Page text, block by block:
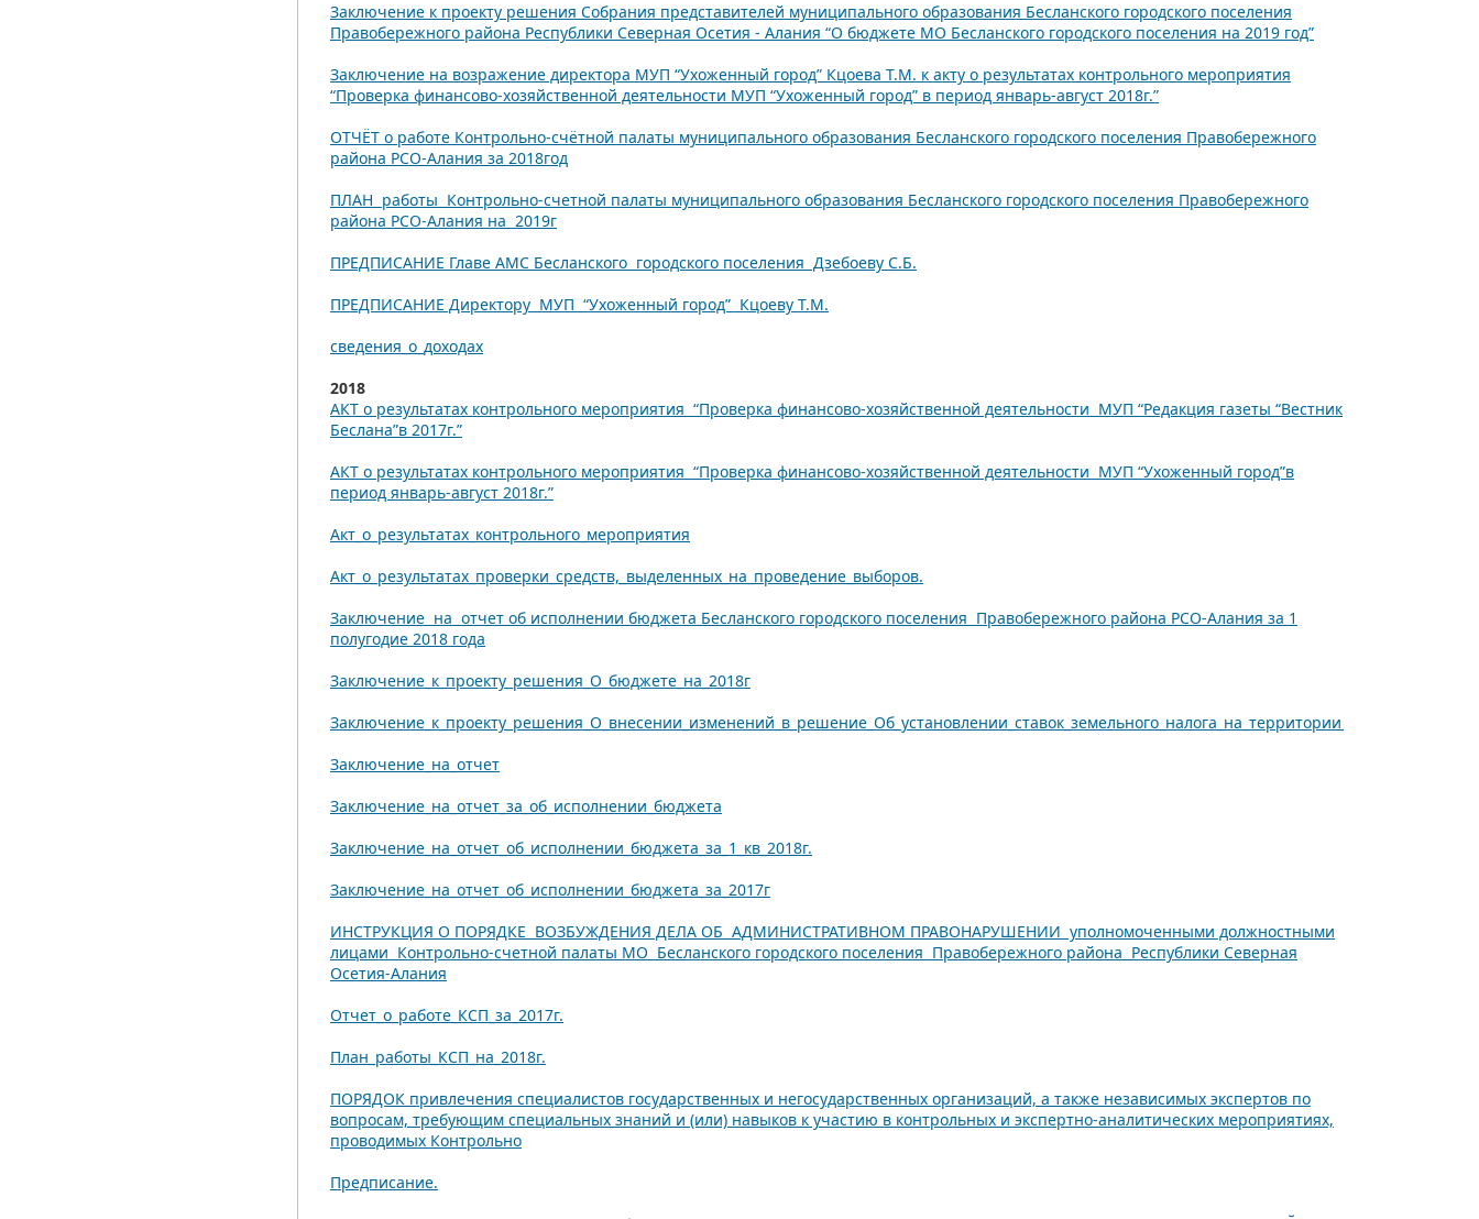
Заключение к проекту решения Собрания представителей муниципального образования Бесланского городского поселения
Правобережного района Республики Северная Осетия - Алания “О бюджете МО Бесланского городского поселения на 2019 год”
Заключение на возражение директора МУП “Ухоженный город” Кцоева Т.М. к акту о результатах контрольного мероприятия
“Проверка финансово-хозяйственной деятельности МУП “Ухоженный город” в период январь-август 2018г.”
ОТЧЁТ о работе Контрольно-счётной палаты муниципального образования Бесланского городского поселения Правобережного
района РСО-Алания за 2018год
ПЛАН работы Контрольно-счетной палаты муниципального образования Бесланского городского поселения Правобережного
района РСО-Алания на 2019г
ПРЕДПИСАНИЕ Главе АМС Бесланского городского поселения Дзебоеву С.Б.
ПРЕДПИСАНИЕ Директору МУП “Ухоженный город” Кцоеву Т.М.
сведения_о_доходах
2018
АКТ о результатах контрольного мероприятия “Проверка финансово-хозяйственной деятельности МУП “Редакция газеты “Вестник
Беслана”в 2017г.”
АКТ о результатах контрольного мероприятия “Проверка финансово-хозяйственной деятельности МУП “Ухоженный город”в
период январь-август 2018г.”
Акт_о_результатах_контрольного_мероприятия
Акт_о_результатах_проверки_средств,_выделенных_на_проведение_выборов.
Заключение на отчет об исполнении бюджета Бесланского городского поселения Правобережного района РСО-Алания за 1
полугодие 2018 года
Заключение_к_проекту_решения_О_бюджете_на_2018г
Заключение_к_проекту_решения_О_внесении_изменений_в_решение_Об_установлении_ставок_земельного_налога_на_территории_г.Беслан
Заключение_на_отчет
Заключение_на_отчет_за_об_исполнении_бюджета
Заключение_на_отчет_об_исполнении_бюджета_за_1_кв_2018г.
Заключение_на_отчет_об_исполнении_бюджета_за_2017г
ИНСТРУКЦИЯ О ПОРЯДКЕ ВОЗБУЖДЕНИЯ ДЕЛА ОБ АДМИНИСТРАТИВНОМ ПРАВОНАРУШЕНИИ уполномоченными должностными
лицами Контрольно-счетной палаты МО Бесланского городского поселения Правобережного района Республики Северная
Осетия-Алания
Отчет_о_работе_КСП_за_2017г.
План_работы_КСП_на_2018г.
ПОРЯДОК привлечения специалистов государственных и негосударственных организаций, а также независимых экспертов по
вопросам, требующим специальных знаний и (или) навыков к участию в контрольных и экспертно-аналитических мероприятиях,
проводимых Контрольно
Предписание.